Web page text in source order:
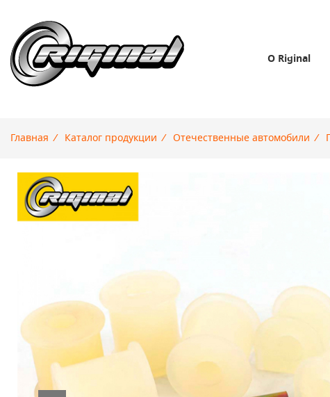
О Riginal
Главная / Каталог продукции / Отечественные автомобили /